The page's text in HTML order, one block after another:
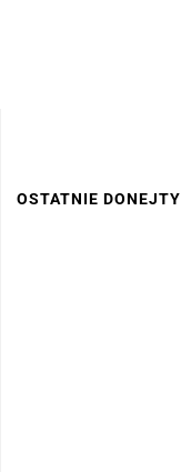
OSTATNIE DONEJTY